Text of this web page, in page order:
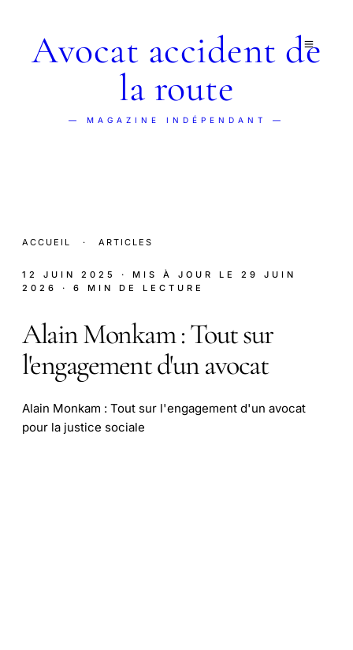
Avocat accident de
la route
— MAGAZINE INDÉPENDANT —
ACCUEIL · ARTICLES
12 JUIN 2025 · MIS À JOUR LE 29 JUIN
2026
· 6 MIN DE LECTURE
Alain Monkam : Tout sur
l'engagement d'un avocat
Alain Monkam : Tout sur l'engagement d'un avocat
pour la justice sociale